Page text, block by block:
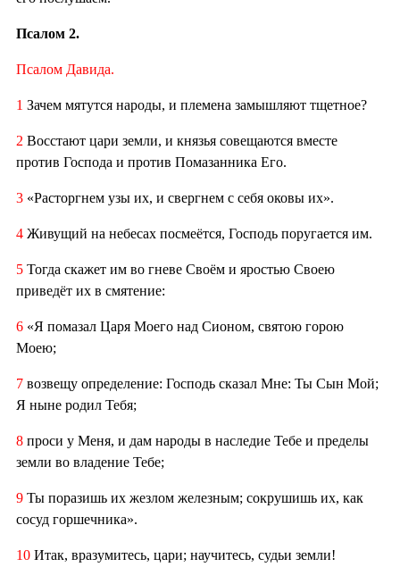
Псалом 2.
Псалом Давида.
1 Зачем мятутся народы, и племена замышляют тщетное?
2 Восстают цари земли, и князья совещаются вместе
против Господа и против Помазанника Его.
3 «Расторгнем узы их, и свергнем с себя оковы их».
4 Живущий на небесах посмеётся, Господь поругается им.
5 Тогда скажет им во гневе Своём и яростью Своею
приведёт их в смятение:
6 «Я помазал Царя Моего над Сионом, святою горою
Моею;
7 возвещу определение: Господь сказал Мне: Ты Сын Мой;
Я ныне родил Тебя;
8 проси у Меня, и дам народы в наследие Тебе и пределы
земли во владение Тебе;
9 Ты поразишь их жезлом железным; сокрушишь их, как
сосуд горшечника».
10 Итак, вразумитесь, цари; научитесь, судьи земли!